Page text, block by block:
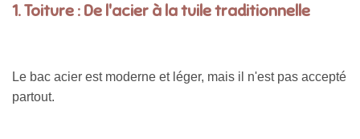
1. Toiture : De l'acier à la tuile traditionnelle
Le bac acier est moderne et léger, mais il n'est pas accepté
partout.